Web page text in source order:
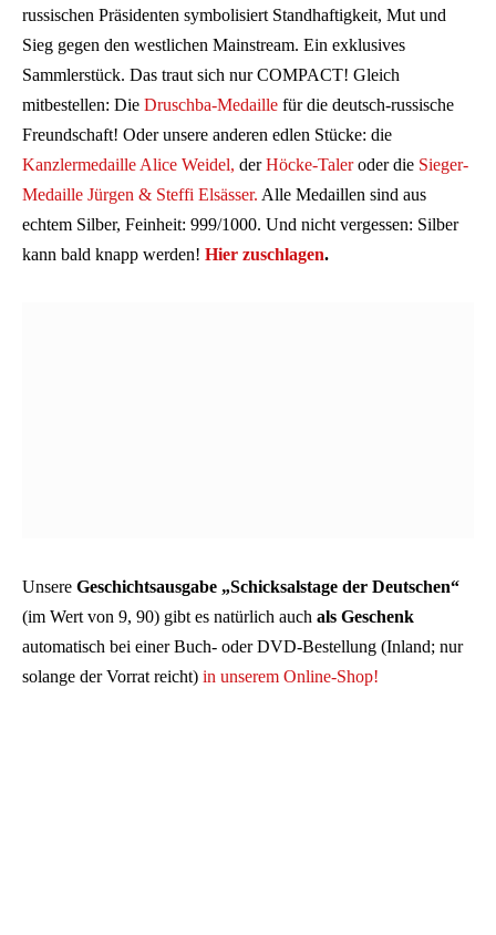
russischen Präsidenten symbolisiert Standhaftigkeit, Mut und
Sieg gegen den westlichen Mainstream. Ein exklusives
Sammlerstück. Das traut sich nur COMPACT! Gleich
mitbestellen: Die Druschba-Medaille für die deutsch-russische
Freundschaft! Oderunsere anderen edlen Stücke: die
Kanzlermedaille Alice Weidel, derHöcke-Taleroder die Sieger-
Medaille Jürgen & Steffi Elsässer. Alle Medaillen sind aus
echtem Silber, Feinheit: 999/1000. Und nicht vergessen: Silber
kann bald knapp werden! Hier zuschlagen.
Unsere Geschichtsausgabe „Schicksalstage der Deutschen“
(im Wert von 9, 90) gibt es natürlich auch als Geschenk
automatisch bei einer Buch- oder DVD-Bestellung (Inland; nur
solange der Vorrat reicht) in unserem Online-Shop!